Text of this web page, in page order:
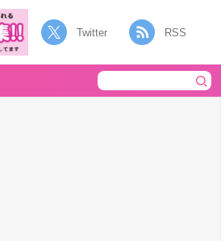
Twitter RSS